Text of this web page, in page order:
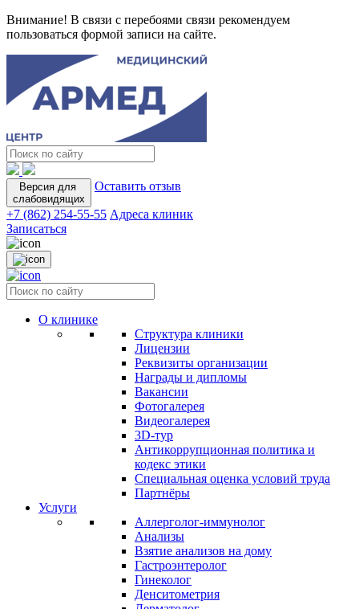
Внимание! В связи с перебоями связи рекомендуем
пользоваться формой записи на сайте.
Версия для
слабовидящих
Оставить отзыв
+7 (862) 254-55-55 Адреса клиник
Записаться
О клинике
Структура клиники
Лицензии
Реквизиты организации
Награды и дипломы
Вакансии
Фотогалерея
Видеогалерея
3D-тур
Антикоррупционная политика и
кодекс этики
Специальная оценка условий труда
Партнёры
Услуги
Аллерголог-иммунолог
Анализы
Взятие анализов на дому
Гастроэнтеролог
Гинеколог
Денситометрия